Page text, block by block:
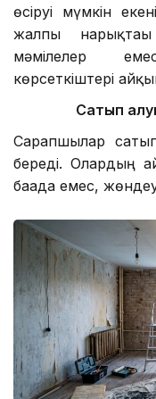
өсіруі мүмкін
жалпы
мәмілелер
көрсеткіштері
Сатып
Сарапшылар
береді. Олардың
бағада емес,